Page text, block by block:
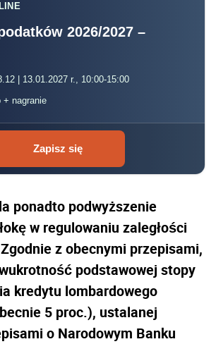
2026/2027 –
| 13.01.2027 r., 10:00-15:00
+ nagranie
Zapisz się
ponadto podwyższenie
w regulowaniu zaległości
z obecnymi przepisami,
podstawowej stopy
kredytu lombardowego
5 proc.), ustalanej
o Narodowym Banku